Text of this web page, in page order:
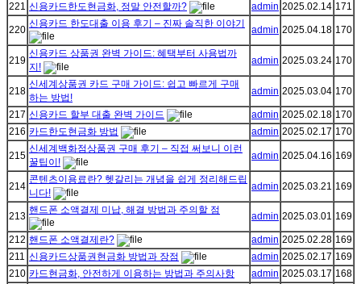
221 신용카드한도현금화, 정말 안전할까? admin 2025.02.14 171
220
신용카드 한도대출 이용 후기 – 진짜 솔직한 이야기
admin 2025.04.18 170
219
신용카드 상품권 완벽 가이드: 혜택부터 사용법까
지!
admin 2025.03.24 170
218
신세계상품권 카드 구매 가이드: 쉽고 빠르게 구매
하는 방법!
admin 2025.03.04 170
217 신용카드 할부 대출 완벽 가이드 admin 2025.02.18 170
216 카드한도현금화 방법 admin 2025.02.17 170
215
신세계백화점상품권 구매 후기 – 직접 써보니 이런
꿀팁이!
admin 2025.04.16 169
214
콘텐츠이용료란? 헷갈리는 개념을 쉽게 정리해드립
니다!
admin 2025.03.21 169
213
핸드폰 소액결제 미납, 해결 방법과 주의할 점
admin 2025.03.01 169
212 핸드폰 소액결제란? admin 2025.02.28 169
211 신용카드상품권현금화 방법과 장점 admin 2025.02.17 169
210 카드현금화, 안전하게 이용하는 방법과 주의사항 admin 2025.03.17 168